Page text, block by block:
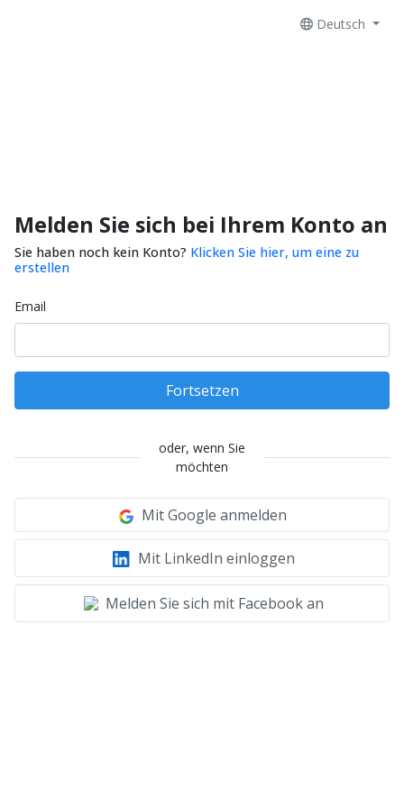
Deutsch
Melden Sie sich bei Ihrem Konto an
Sie haben noch kein Konto? Klicken Sie hier, um eine zu
erstellen
Email
Fortsetzen
oder, wenn Sie
möchten
Mit Google anmelden
Mit LinkedIn einloggen
Melden Sie sich mit Facebook an